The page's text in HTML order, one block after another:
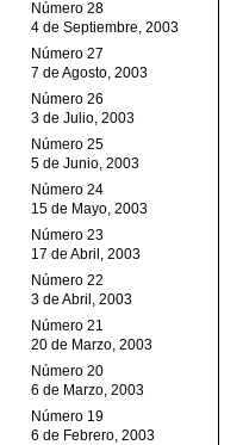
Número 28
4 de Septiembre, 2003
Número 27
7 de Agosto, 2003
Número 26
3 de Julio, 2003
Número 25
5 de Junio, 2003
Número 24
15 de Mayo, 2003
Número 23
17 de Abril, 2003
Número 22
3 de Abril, 2003
Número 21
20 de Marzo, 2003
Número 20
6 de Marzo, 2003
Número 19
6 de Febrero, 2003